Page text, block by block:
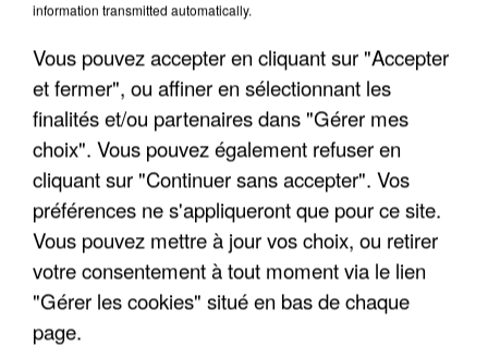
UNE TOURISTE DE L’OISE EMPORTÉE PAR UNE
COULÉE DE BOUE EN HAUTE-SAVOIE
information transmitted automatically.
Vous pouvez accepter en cliquant sur "Accepter
et fermer", ou affiner en sélectionnant les
finalités et/ou partenaires dans "Gérer mes
choix". Vous pouvez également refuser en
cliquant sur "Continuer sans accepter". Vos
préférences ne s'appliqueront que pour ce site.
Vous pouvez mettre à jour vos choix, ou retirer
votre consentement à tout moment via le lien
"Gérer les cookies" situé en bas de chaque
page.